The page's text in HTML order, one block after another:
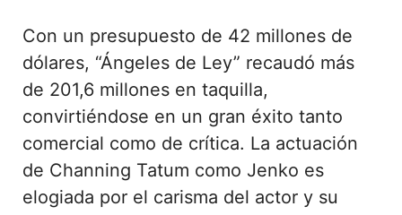
Con un presupuesto de 42 millones de
dólares, “Ángeles de Ley” recaudó más
de 201,6 millones en taquilla,
convirtiéndose en un gran éxito tanto
comercial como de crítica. La actuación
de Channing Tatum como Jenko es
elogiada por el carisma del actor y su